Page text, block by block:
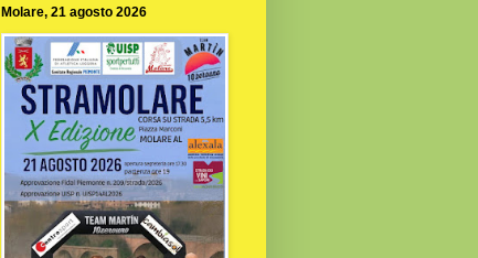
Molare, 21 agosto 2026